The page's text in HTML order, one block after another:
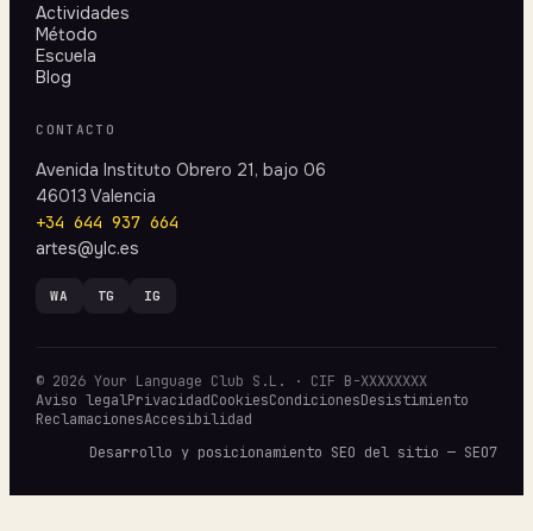
Actividades
Método
Escuela
Blog
CONTACTO
Avenida Instituto Obrero 21, bajo 06
46013 Valencia
+34 644 937 664
artes@ylc.es
WA TG IG
© 2026 Your Language Club S.L. · CIF B-XXXXXXXX
Aviso legalPrivacidadCookiesCondicionesDesistimiento
ReclamacionesAccesibilidad
Desarrollo y posicionamiento SEO del sitio — SEO7